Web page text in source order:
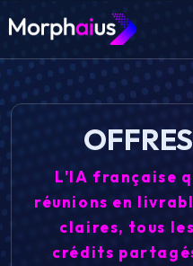
L'IA française
réunions en
claires, tous
crédits